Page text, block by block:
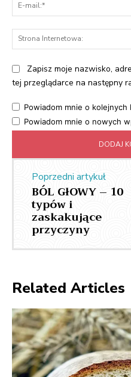
Zapisz moje nazwisko,
tej przeglądarce na następny
Powiadom mnie o
Powiadom mnie o nowych
Poprzedni artykuł
BÓL GłOWY – 10
typów i
zaskakujące
przyczyny
Related Articles